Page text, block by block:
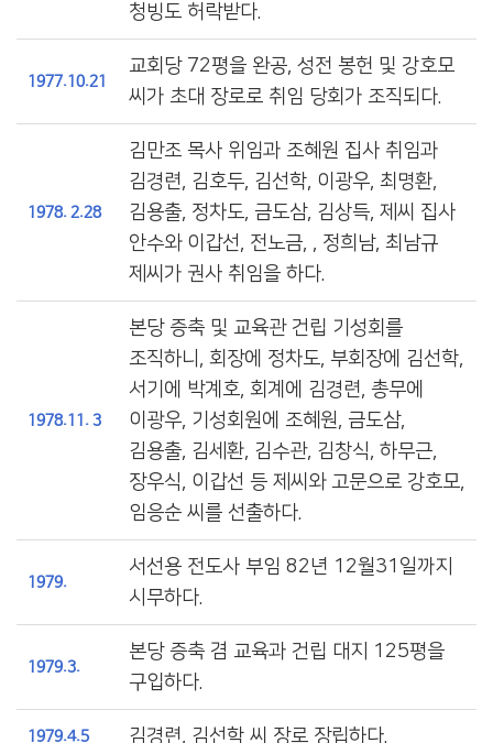
청빙도 허락받다.
1977.10.21
교회당 72평을 완공, 성전 봉헌 및 강호모
씨가 초대 장로로 취임 당회가 조직되다.
1978. 2.28
김만조 목사 위임과 조혜원 집사 취임과
김경련, 김호두, 김선학, 이광우, 최명환,
김용출, 정차도, 금도삼, 김상득, 제씨 집사
안수와 이갑선, 전노금, , 정희남, 최남규
제씨가 권사 취임을 하다.
1978.11. 3
본당 증축 및 교육관 건립 기성회를
조직하니, 회장에 정차도, 부회장에 김선학,
서기에 박계호, 회계에 김경련, 총무에
이광우, 기성회원에 조혜원, 금도삼,
김용출, 김세환, 김수관, 김창식, 하무근,
장우식, 이갑선 등 제씨와 고문으로 강호모,
임응순 씨를 선출하다.
1979.
서선용 전도사 부임 82년 12월31일까지
시무하다.
1979.3.
본당 증축 겸 교육과 건립 대지 125평을
구입하다.
1979.4.5 김경련, 김선학 씨 장로 장립하다.